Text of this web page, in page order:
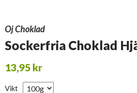
Oj Choklad
Sockerfria Choklad
13,95 kr
Vikt